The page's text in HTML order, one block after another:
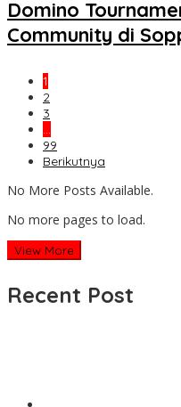
Domino
Community di
1
2
3
…
99
Berikutnya
No More Posts Available.
No more pages to load.
View More
Recent Post